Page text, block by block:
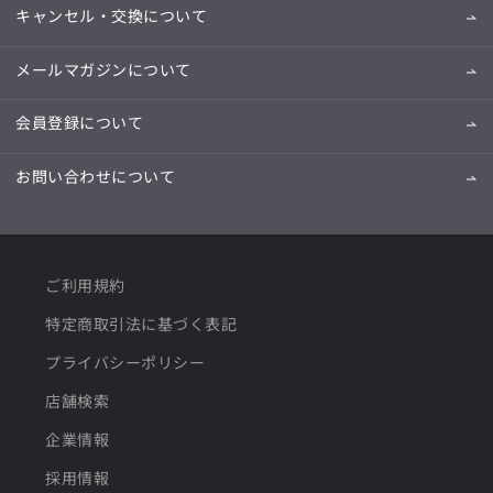
キャンセル・交換について
メールマガジンについて
会員登録について
お問い合わせについて
ご利用規約
特定商取引法に基づく表記
プライバシーポリシー
店舗検索
企業情報
採用情報